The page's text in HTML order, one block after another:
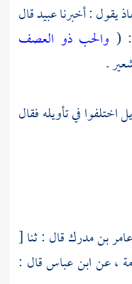
يقول : أخبرناعبيدقال
( والحب ذو العصف
.
اختلفوا في تأويله فقال
عامر بن مدركقال : ثنا[
، عنابن عباسقال :